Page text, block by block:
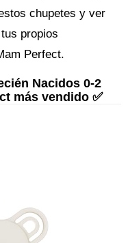
chupetes y ver
propios
Perfect.
Nacidos 0-2
más vendido ✅